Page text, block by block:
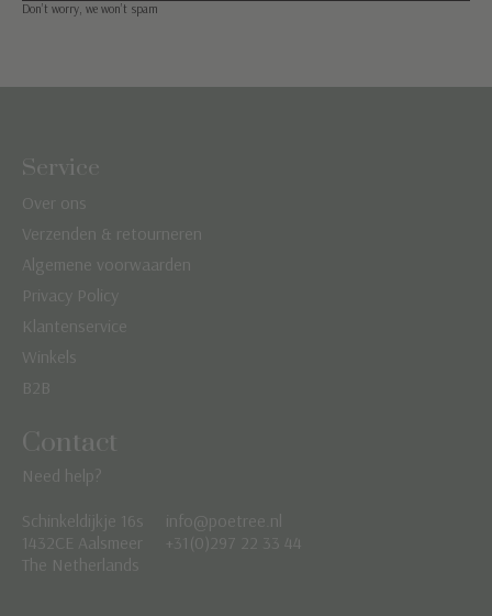
Don’t worry, we won’t spam
Service
Over ons
Verzenden & retourneren
Algemene voorwaarden
Privacy Policy
Klantenservice
Winkels
B2B
Contact
Need help?
Schinkeldijkje 16s
1432CE Aalsmeer
The Netherlands
info@poetree.nl
+31(0)297 22 33 44
Nederlands